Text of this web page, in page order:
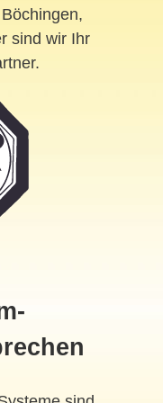
sind wir Ihr